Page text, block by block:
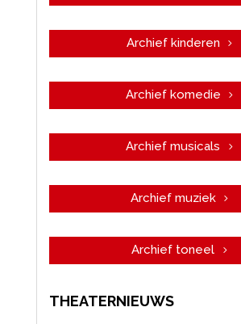
Archief kinderen
Archief komedie
Archief musicals
Archief muziek
Archief toneel
THEATERNIEUWS